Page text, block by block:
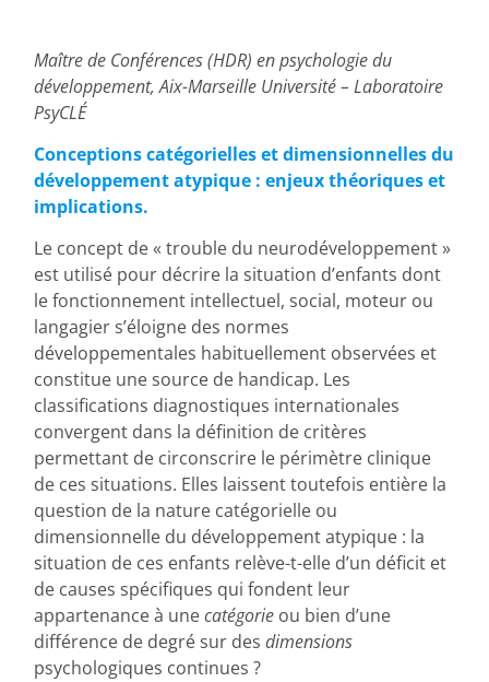
Maître de Conférences (HDR) en psychologie du
développement, Aix-Marseille Université – Laboratoire
PsyCLÉ
Conceptions catégorielles et dimensionnelles du
développement atypique : enjeux théoriques et
implications.
Le concept de « trouble du neurodéveloppement »
est utilisé pour décrire la situation d’enfants dont
le fonctionnement intellectuel, social, moteur ou
langagier s’éloigne des normes
développementales habituellement observées et
constitue une source de handicap. Les
classifications diagnostiques internationales
convergent dans la définition de critères
permettant de circonscrire le périmètre clinique
de ces situations. Elles laissent toutefois entière la
question de la nature catégorielle ou
dimensionnelle du développement atypique : la
situation de ces enfants relève-t-elle d’un déficit et
de causes spécifiques qui fondent leur
appartenance à unecatégorie ou bien d’une
différence de degré sur desdimensions
psychologiques continues ?